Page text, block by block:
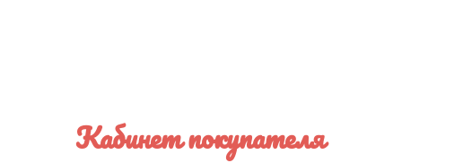
Кабинет покупателя